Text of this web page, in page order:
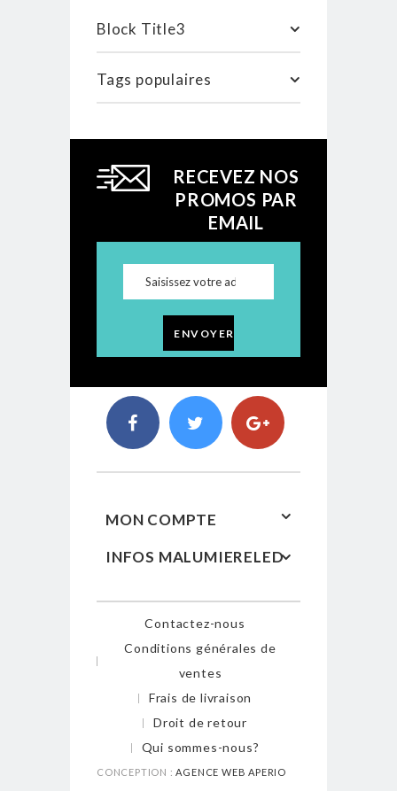
Block Title3
Tags populaires
RECEVEZ NOS
PROMOS PAR
EMAIL
ENVOYER
MON COMPTE
INFOS MALUMIERELED
Contactez-nous
Conditions générales de
ventes
Frais de livraison
Droit de retour
Qui sommes-nous?
CONCEPTION :AGENCE WEB APERIO